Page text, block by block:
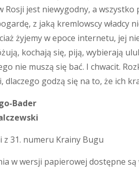
Rosji jest niewygodny, a
z jaką kremlowscy władcy
żyjemy w epoce internetu, jej
kochają się, piją, wybierają
nie muszą się bać. I chwacit.
godzą się na to, że ich
Bader
z 31. numeru Krainy Bugu
w wersji papierowej dostępne są